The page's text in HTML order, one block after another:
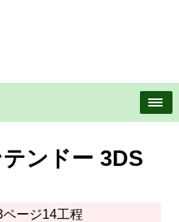
ンドー 3DS
ージ14工程